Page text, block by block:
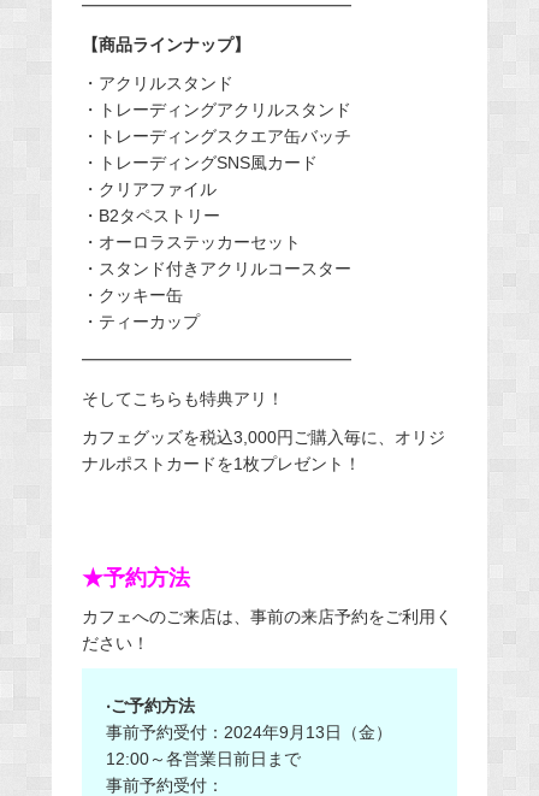
━━━━━━━━━━━━━━━━
【商品ラインナップ】
・アクリルスタンド
・トレーディングアクリルスタンド
・トレーディングスクエア缶バッチ
・トレーディングSNS風カード
・クリアファイル
・B2タペストリー
・オーロラステッカーセット
・スタンド付きアクリルコースター
・クッキー缶
・ティーカップ
━━━━━━━━━━━━━━━━
そしてこちらも特典アリ！
カフェグッズを税込3,000円ご購入毎に、オリジ
ナルポストカードを1枚プレゼント！
★予約方法
カフェへのご来店は、事前の来店予約をご利用く
ださい！
‧ご予約方法
事前予約受付：2024年9月13日（金）
12:00～各営業日前日まで
事前予約受付：